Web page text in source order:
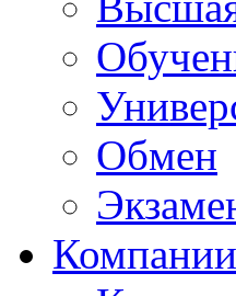
Обмен
Компании